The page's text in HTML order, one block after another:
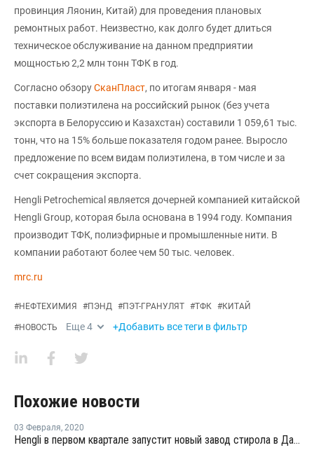
провинция Ляонин, Китай) для проведения плановых
ремонтных работ. Неизвестно, как долго будет длиться
техническое обслуживание на данном предприятии
мощностью 2,2 млн тонн ТФК в год.
Согласно обзоруСканПласт, по итогам января - мая
поставки полиэтилена на российский рынок (без учета
экспорта в Белоруссию и Казахстан) составили 1 059,61 тыс.
тонн, что на 15% больше показателя годом ранее. Выросло
предложение по всем видам полиэтилена, в том числе и за
счет сокращения экспорта.
Hengli Petrochemical является дочерней компанией китайской
Hengli Group, которая была основана в 1994 году. Компания
производит ТФК, полиэфирные и промышленные нити. В
компании работают более чем 50 тыс. человек.
mrc.ru
#НЕФТЕХИМИЯ #ПЭНД #ПЭТ-ГРАНУЛЯТ #ТФК #КИТАЙ
#НОВОСТЬ Еще4 +Добавить все теги в фильтр
Похожие новости
03 Февраля, 2020
Hengli в первом квартале запустит новый завод стирола в Даляне